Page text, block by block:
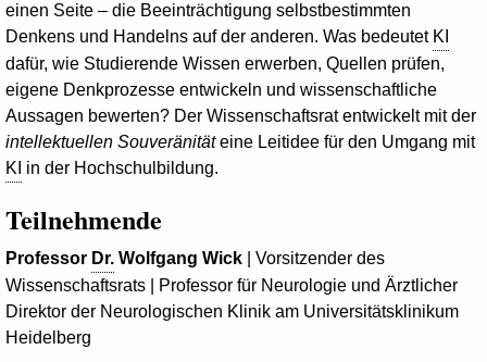
einen Seite – die Beeinträchtigung selbstbestimmten
Denkens und Handelns auf der anderen. Was bedeutet KI
dafür, wie Studierende Wissen erwerben, Quellen prüfen,
eigene Denkprozesse entwickeln und wissenschaftliche
Aussagen bewerten? Der Wissenschaftsrat entwickelt mit der
intellektuellen Souveränitäteine Leitidee für den Umgang mit
KI in der Hochschulbildung.
Teilnehmende
Professor Dr. Wolfgang Wick
| Vorsitzender des
Wissenschaftsrats | Professor für Neurologie und Ärztlicher
Direktor der Neurologischen Klinik am Universitätsklinikum
Heidelberg